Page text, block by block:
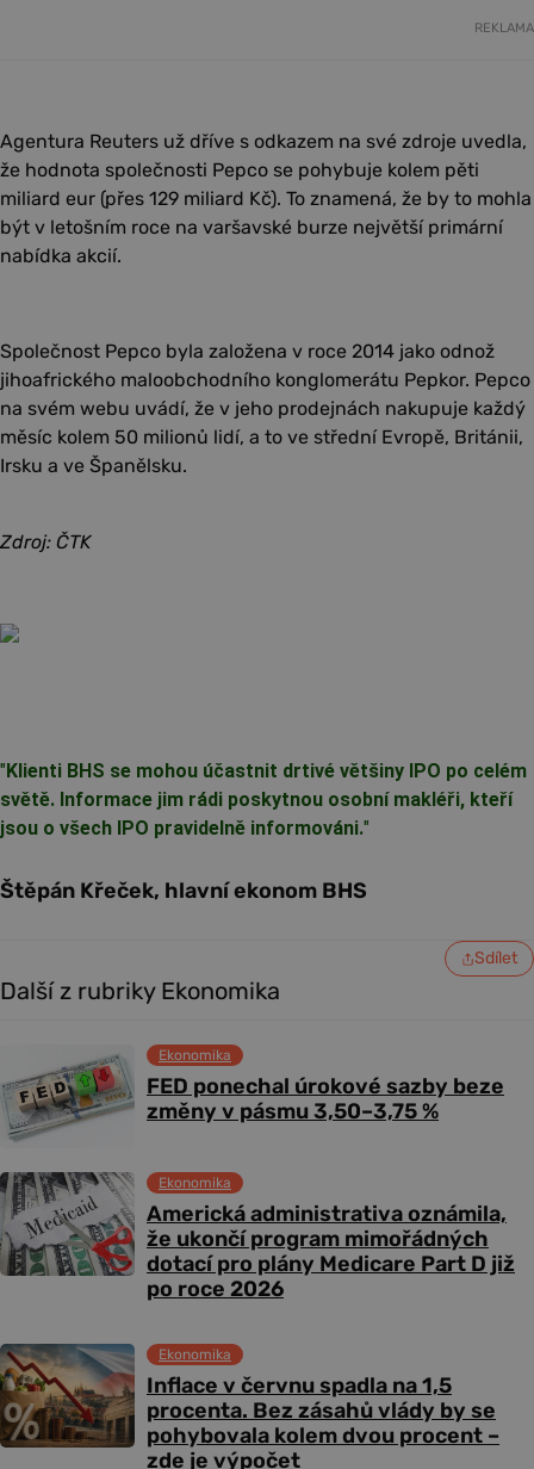
REKLAMA
Agentura Reuters už dříve s odkazem na své zdroje uvedla,
že hodnota společnosti Pepco se pohybuje kolem pěti
miliard eur (přes 129 miliard Kč). To znamená, že by to mohla
být v letošním roce na varšavské burze největší primární
nabídka akcií.
Společnost Pepco byla založena v roce 2014 jako odnož
jihoafrického maloobchodního konglomerátu Pepkor. Pepco
na svém webu uvádí, že v jeho prodejnách nakupuje každý
měsíc kolem 50 milionů lidí, a to ve střední Evropě, Británii,
Irsku a ve Španělsku.
Zdroj: ČTK
" Klienti BHS se mohou účastnit drtivé většiny IPO po celém
světě. Informace jim rádi poskytnou osobní makléři, kteří
jsou o všech IPO pravidelně informováni."
Štěpán Křeček, hlavní ekonom BHS
Sdílet
Další z rubriky Ekonomika
FED ponechal úrokové sazby beze
změny v pásmu 3,50–3,75 %
Ekonomika
Americká administrativa oznámila,
že ukončí program mimořádných
dotací pro plány Medicare Part D již
po roce 2026
Ekonomika
Inflace v červnu spadla na 1,5
procenta. Bez zásahů vlády by se
pohybovala kolem dvou procent –
zde je výpočet
Ekonomika